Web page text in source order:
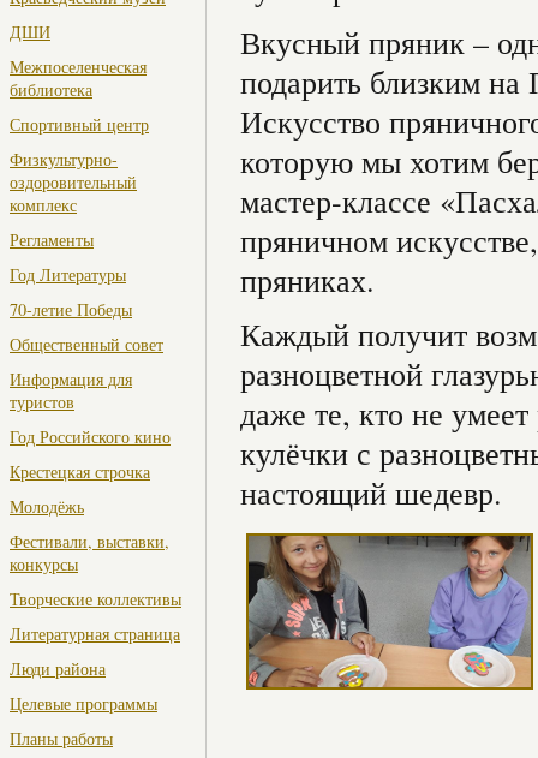
ДШИ
Межпоселенческая
библиотека
Спортивный центр
Физкультурно-
оздоровительный
комплекс
Регламенты
Год Литературы
70-летие Победы
Общественный совет
Информация для
туристов
Год Российского кино
Крестецкая строчка
Молодёжь
Фестивали, выставки,
конкурсы
Творческие коллективы
Литературная страница
Люди района
Целевые программы
Планы работы
Вкусный пряник –
подарить близким на
Искусство
которую мы хотим
мастер-классе
пряничном
пряниках.
Каждый получит
разноцветной
даже те, кто не
кулёчки с
настоящий шедевр.